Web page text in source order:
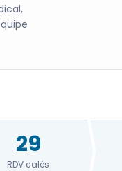
29
RDV calés